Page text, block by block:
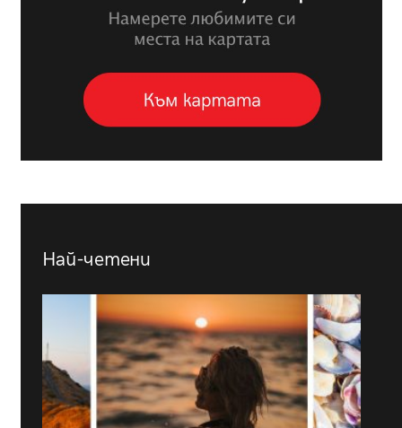
Най-четени